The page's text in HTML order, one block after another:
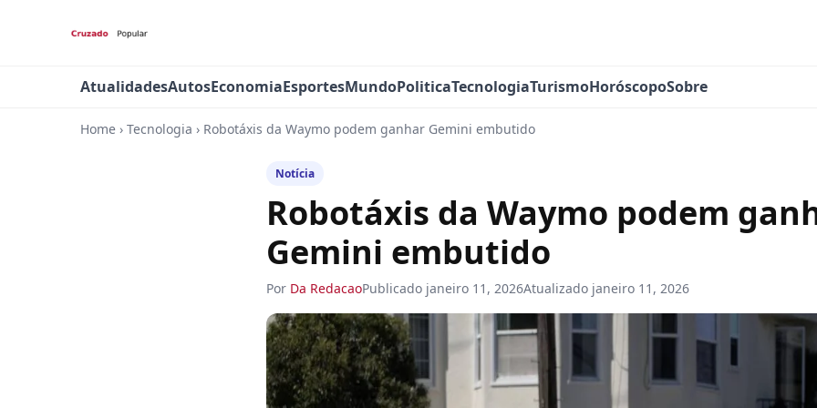
AtualidadesAutosEconomiaEsportesMundoPoliticaTecnologiaTurismoHoróscopoSobre
Home › Tecnologia › Robotáxis da Waymo podem ganhar Gemini embutido
Notícia
Robotáxis da Waymo podem
Gemini embutido
Por Da RedacaoPublicado janeiro 11, 2026Atualizado janeiro 11, 2026